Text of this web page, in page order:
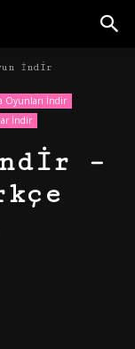
İndir
Oyunları İndir
İndir
–